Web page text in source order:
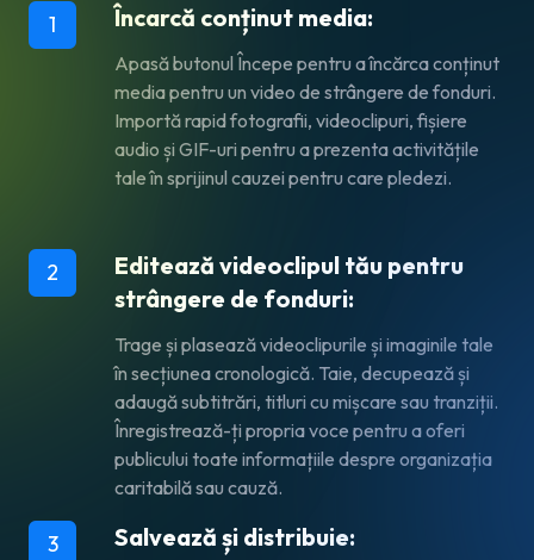
1 Încarcă conținut media:
Apasă butonul Începe pentru a încărca conținut
media pentru un video de strângere de fonduri.
Importă rapid fotografii, videoclipuri, fișiere
audio și GIF-uri pentru a prezenta activitățile
tale în sprijinul cauzei pentru care pledezi.
2
Editează videoclipul tău pentru
strângere de fonduri:
Trage și plasează videoclipurile și imaginile tale
în secțiunea cronologică. Taie, decupează și
adaugă subtitrări, titluri cu mișcare sau tranziții.
Înregistrează-ți propria voce pentru a oferi
publicului toate informațiile despre organizația
caritabilă sau cauză.
3 Salvează și distribuie: